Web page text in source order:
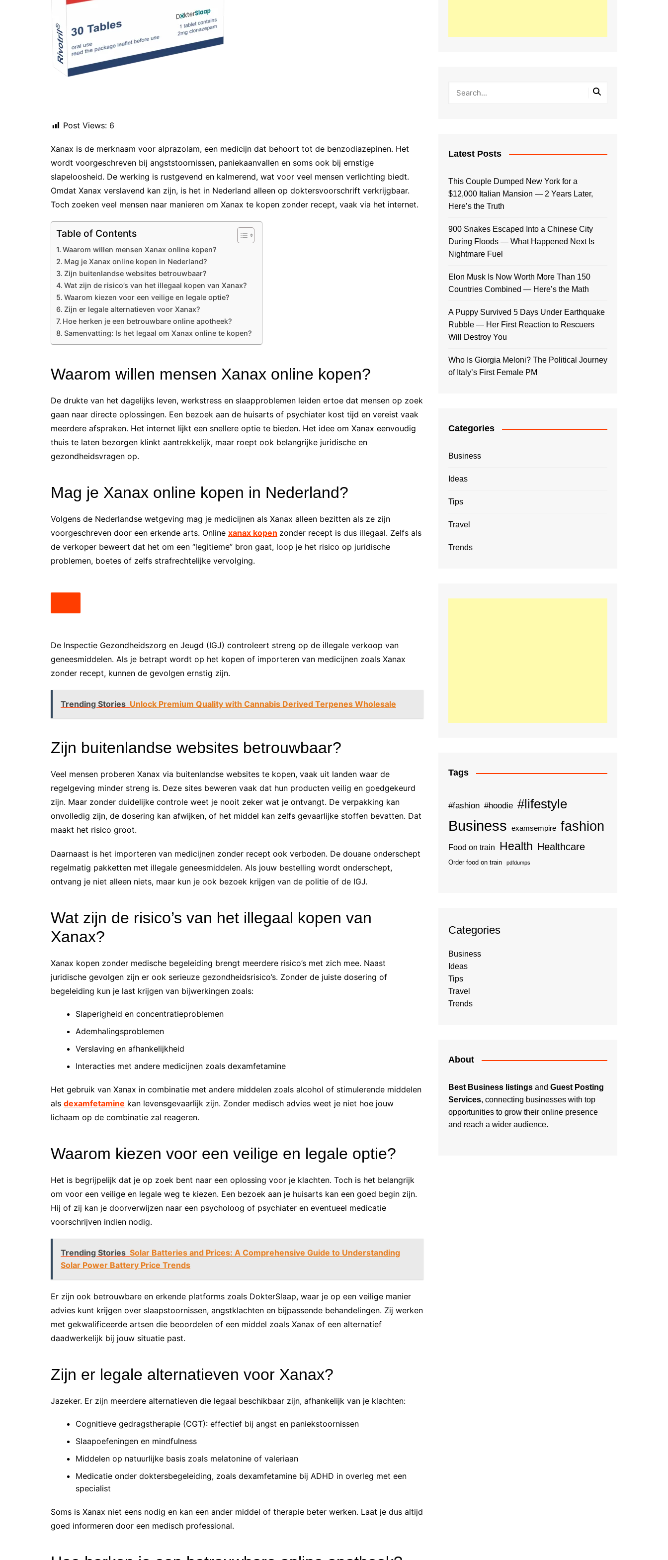
Post Views: 6
Xanax is de merknaam voor alprazolam, een medicijn dat behoort tot de benzodiazepinen. Het
wordt voorgeschreven bij angststoornissen, paniekaanvallen en soms ook bij ernstige
slapeloosheid. De werking is rustgevend en kalmerend, wat voor veel mensen verlichting biedt.
Omdat Xanax verslavend kan zijn, is het in Nederland alleen op doktersvoorschrift verkrijgbaar.
Toch zoeken veel mensen naar manieren om Xanax te kopen zonder recept, vaak via het internet.
Table of Contents
Waarom willen mensen Xanax online kopen?
Mag je Xanax online kopen in Nederland?
Zijn buitenlandse websites betrouwbaar?
Wat zijn de risico’s van het illegaal kopen van Xanax?
Waarom kiezen voor een veilige en legale optie?
Zijn er legale alternatieven voor Xanax?
Hoe herken je een betrouwbare online apotheek?
Samenvatting: Is het legaal om Xanax online te kopen?
Waarom willen mensen Xanax online kopen?
De drukte van het dagelijks leven, werkstress en slaapproblemen leiden ertoe dat mensen op zoek
gaan naar directe oplossingen. Een bezoek aan de huisarts of psychiater kost tijd en vereist vaak
meerdere afspraken. Het internet lijkt een snellere optie te bieden. Het idee om Xanax eenvoudig
thuis te laten bezorgen klinkt aantrekkelijk, maar roept ook belangrijke juridische en
gezondheidsvragen op.
Mag je Xanax online kopen in Nederland?
Volgens de Nederlandse wetgeving mag je medicijnen als Xanax alleen bezitten als ze zijn
voorgeschreven door een erkende arts. Online xanax kopen zonder recept is dus illegaal. Zelfs als
de verkoper beweert dat het om een “legitieme” bron gaat, loop je het risico op juridische
problemen, boetes of zelfs strafrechtelijke vervolging.
De Inspectie Gezondheidszorg en Jeugd (IGJ) controleert streng op de illegale verkoop van
geneesmiddelen. Als je betrapt wordt op het kopen of importeren van medicijnen zoals Xanax
zonder recept, kunnen de gevolgen ernstig zijn.
Trending Stories Unlock Premium Quality with Cannabis Derived Terpenes Wholesale
Zijn buitenlandse websites betrouwbaar?
Veel mensen proberen Xanax via buitenlandse websites te kopen, vaak uit landen waar de
regelgeving minder streng is. Deze sites beweren vaak dat hun producten veilig en goedgekeurd
zijn. Maar zonder duidelijke controle weet je nooit zeker wat je ontvangt. De verpakking kan
onvolledig zijn, de dosering kan afwijken, of het middel kan zelfs gevaarlijke stoffen bevatten. Dat
maakt het risico groot.
Daarnaast is het importeren van medicijnen zonder recept ook verboden. De douane onderschept
regelmatig pakketten met illegale geneesmiddelen. Als jouw bestelling wordt onderschept,
ontvang je niet alleen niets, maar kun je ook bezoek krijgen van de politie of de IGJ.
Wat zijn de risico’s van het illegaal kopen van
Xanax?
Xanax kopen zonder medische begeleiding brengt meerdere risico’s met zich mee. Naast
juridische gevolgen zijn er ook serieuze gezondheidsrisico’s. Zonder de juiste dosering of
begeleiding kun je last krijgen van bijwerkingen zoals:
Slaperigheid en concentratieproblemen
Ademhalingsproblemen
Verslaving en afhankelijkheid
Interacties met andere medicijnen zoals dexamfetamine
Het gebruik van Xanax in combinatie met andere middelen zoals alcohol of stimulerende middelen
als dexamfetamine kan levensgevaarlijk zijn. Zonder medisch advies weet je niet hoe jouw
lichaam op de combinatie zal reageren.
Waarom kiezen voor een veilige en legale optie?
Het is begrijpelijk dat je op zoek bent naar een oplossing voor je klachten. Toch is het belangrijk
om voor een veilige en legale weg te kiezen. Een bezoek aan je huisarts kan een goed begin zijn.
Hij of zij kan je doorverwijzen naar een psycholoog of psychiater en eventueel medicatie
voorschrijven indien nodig.
Trending Stories Solar Batteries and Prices: A Comprehensive Guide to Understanding
Solar Power Battery Price Trends
Er zijn ook betrouwbare en erkende platforms zoals DokterSlaap, waar je op een veilige manier
advies kunt krijgen over slaapstoornissen, angstklachten en bijpassende behandelingen. Zij werken
met gekwalificeerde artsen die beoordelen of een middel zoals Xanax of een alternatief
daadwerkelijk bij jouw situatie past.
Zijn er legale alternatieven voor Xanax?
Jazeker. Er zijn meerdere alternatieven die legaal beschikbaar zijn, afhankelijk van je klachten:
Cognitieve gedragstherapie (CGT): effectief bij angst en paniekstoornissen
Slaapoefeningen en mindfulness
Middelen op natuurlijke basis zoals melatonine of valeriaan
Medicatie onder doktersbegeleiding, zoals dexamfetamine bij ADHD in overleg met een
specialist
Soms is Xanax niet eens nodig en kan een ander middel of therapie beter werken. Laat je dus altijd
goed informeren door een medisch professional.
Latest Posts
This Couple Dumped New York for a
$12,000 Italian Mansion — 2 Years Later,
Here’s the Truth
900 Snakes Escaped Into a Chinese City
During Floods — What Happened Next Is
Nightmare Fuel
Elon Musk Is Now Worth More Than 150
Countries Combined — Here’s the Math
A Puppy Survived 5 Days Under Earthquake
Rubble — Her First Reaction to Rescuers
Will Destroy You
Who Is Giorgia Meloni? The Political Journey
of Italy’s First Female PM
Categories
Business
Ideas
Tips
Travel
Trends
Tags
#fashion #hoodie #lifestyle
Business examsempire fashion
Food on train Health Healthcare
Order food on train pdfdumps
Categories
Business
Ideas
Tips
Travel
Trends
About
Best Business listings and Guest Posting
Services, connecting businesses with top
opportunities to grow their online presence
and reach a wider audience.